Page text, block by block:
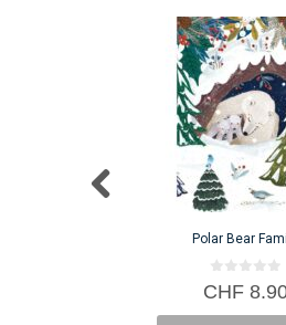
Polar Bear
0
v
CHF